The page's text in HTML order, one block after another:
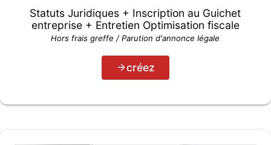
Statuts Juridiques + Inscription au Guichet
entreprise + Entretien Optimisation fiscale
Hors frais greffe / Parution d'annonce légale
créez